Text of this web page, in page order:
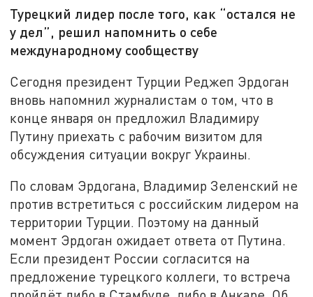
Турецкий лидер после того, как “остался не
у дел”, решил напомнить о себе
международному сообществу
Сегодня президент Турции Реджеп Эрдоган
вновь напомнил журналистам о том, что в
конце января он предложил Владимиру
Путину приехать с рабочим визитом для
обсуждения ситуации вокруг Украины.
По словам Эрдогана, Владимир Зеленский не
против встретиться с российским лидером на
территории Турции. Поэтому на данный
момент Эрдоган ожидает ответа от Путина.
Если президент России согласится на
предложение турецкого коллеги, то встреча